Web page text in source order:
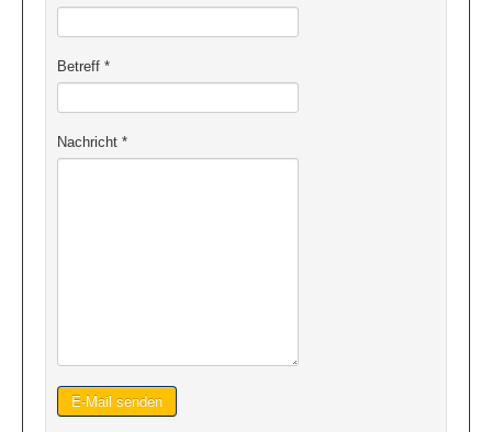
Betreff *
Nachricht *
E-Mail senden